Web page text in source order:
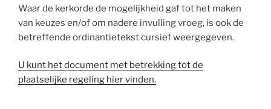
Waar de kerkorde de mogelijkheid gaf tot het maken
van keuzes en/of om nadere invulling vroeg, is ook de
betreffende ordinantietekst cursief weergegeven.
U kunt het document met betrekking tot de
plaatselijke regeling hier vinden.